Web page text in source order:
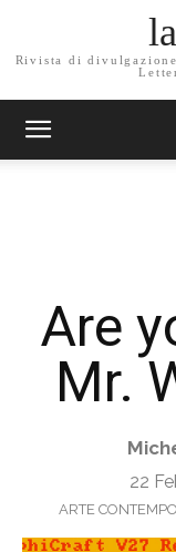
Rivista di
Are
Mr.
22
ARTE